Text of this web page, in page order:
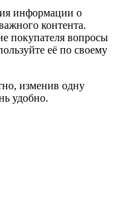
информации о
контента.
покупателя вопросы
её по своему
изменив одну
удобно.